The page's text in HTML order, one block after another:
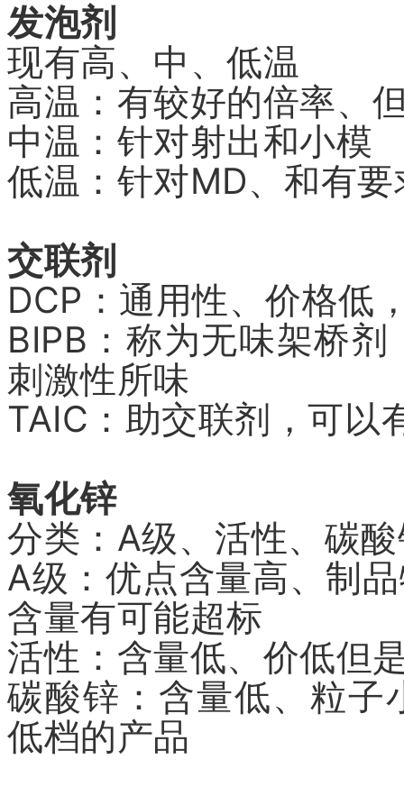
发泡剂
现有高、中、低温
高温：有较好的倍率、
中温：针对射出和小模
低温：针对MD、和有
交联剂
DCP：通用性、价格低
BIPB：称为无味架桥
刺激性所味
TAIC：助交联剂，可以
氧化锌
分类：A级、活性、碳
A级：优点含量高、制
含量有可能超标
活性：含量低、价低但
碳酸锌：含量低、粒子
低档的产品